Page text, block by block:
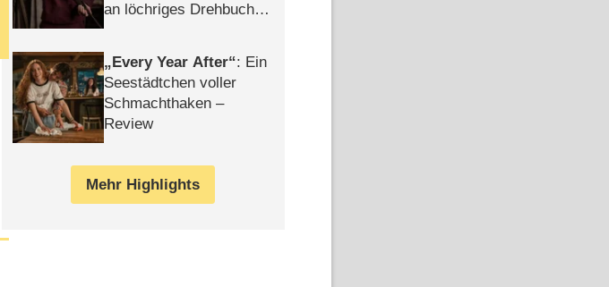
an löchriges Drehbuch
Every Year After : Ein
Seestädtchen voller
Schmachthaken –
Review
Mehr Highlights